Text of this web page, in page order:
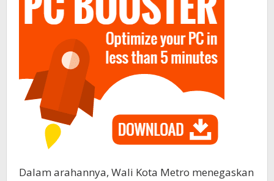
Dalam arahannya, Wali Kota Metro menegaskan